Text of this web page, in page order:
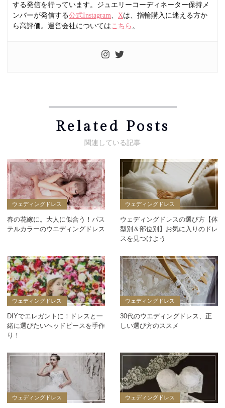
する発信を行っています。ジュエリーコーディネーター保持メ
ンバーが発信する公式Instagram Xは、指輪購入に迷える方か
ら高評価。運営会社については こちら 。
Related Posts
ウェディングドレス
春の花嫁に。大人に似合う！パス
テルカラーのウエディングドレス
ウェディングドレス
ウェディングドレスの選び方【体
型別＆部位別】お気に入りのドレ
スを見つけよう
ウェディングドレス
DIYでエレガントに！ドレスと一
緒に選びたいヘッドピースを手作
り！
ウェディングドレス
30代のウエディングドレス、正
しい選び方のススメ
ウェディングドレス ウェディングドレス